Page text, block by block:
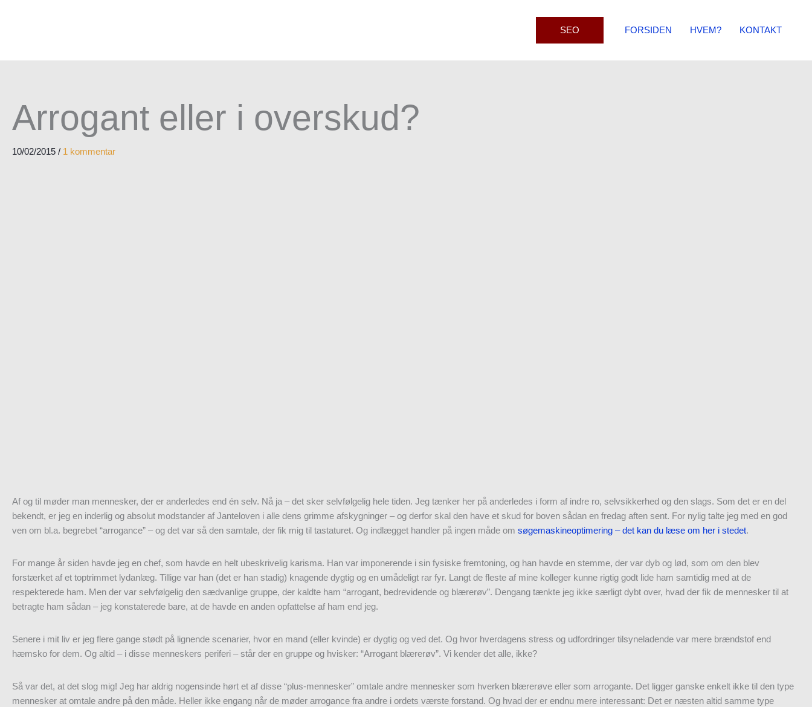
SEO FORSIDEN HVEM? KONTAKT
Arrogant eller i overskud?
10/02/2015 / 1 kommentar
Af og til møder man mennesker, der er anderledes end én selv. Nå ja – det sker selvfølgelig hele tiden. Jeg tænker her på anderledes i form af indre ro, selvsikkerhed og den slags. Som det er en del
bekendt, er jeg en inderlig og absolut modstander af Janteloven i alle dens grimme afskygninger – og derfor skal den have et skud for boven sådan en fredag aften sent. For nylig talte jeg med en god
ven om bl.a. begrebet “arrogance” – og det var så den samtale, der fik mig til tastaturet. Og indlægget handler på ingen måde om søgemaskineoptimering – det kan du læse om her i stedet.
For mange år siden havde jeg en chef, som havde en helt ubeskrivelig karisma. Han var imponerende i sin fysiske fremtoning, og han havde en stemme, der var dyb og lød, som om den blev
forstærket af et toptrimmet lydanlæg. Tillige var han (det er han stadig) knagende dygtig og en umådeligt rar fyr. Langt de fleste af mine kolleger kunne rigtig godt lide ham samtidig med at de
respekterede ham. Men der var selvfølgelig den sædvanlige gruppe, der kaldte ham “arrogant, bedrevidende og blærerøv”. Dengang tænkte jeg ikke særligt dybt over, hvad der fik de mennesker til at
betragte ham sådan – jeg konstaterede bare, at de havde en anden opfattelse af ham end jeg.
Senere i mit liv er jeg flere gange stødt på lignende scenarier, hvor en mand (eller kvinde) er dygtig og ved det. Og hvor hverdagens stress og udfordringer tilsyneladende var mere brændstof end
hæmsko for dem. Og altid – i disse menneskers periferi – står der en gruppe og hvisker: “Arrogant blærerøv”. Vi kender det alle, ikke?
Så var det, at det slog mig! Jeg har aldrig nogensinde hørt et af disse “plus-mennesker” omtale andre mennesker som hverken blærerøve eller som arrogante. Det ligger ganske enkelt ikke til den type
mennesker at omtale andre på den måde. Heller ikke engang når de møder arrogance fra andre i ordets værste forstand. Og hvad der er endnu mere interessant: Det er næsten altid samme type